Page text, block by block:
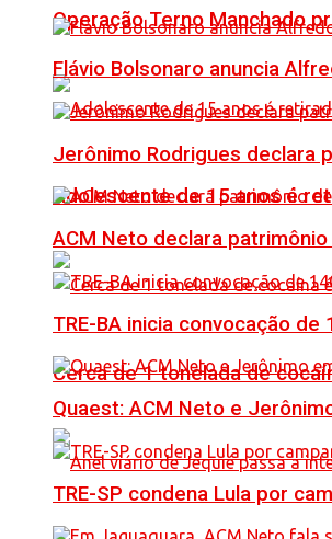
Operação Terno Manchado
Adolescente de 15 anos é
Cerca de 1 tonelada de
Flávio Bolsonaro anuncia
Jerônimo Rodrigues declara
ACM Neto declara
TRE-BA inicia convocação
Quaest: ACM Neto e
TRE-SP condena Lula por